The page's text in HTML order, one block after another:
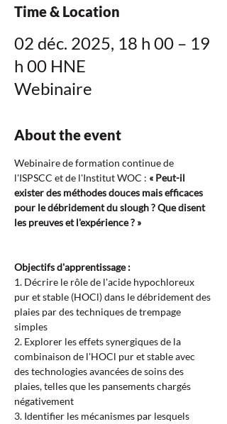
Time & Location
02 déc. 2025, 18 h 00 – 19
h 00 HNE
Webinaire
About the event
Webinaire de formation continue de
l'ISPSCC et de l'Institut WOC : « Peut-il
exister des méthodes douces mais efficaces
pour le débridement du slough ? Que disent
les preuves et l'expérience ? »
Objectifs d'apprentissage :
1. Décrire le rôle de l'acide hypochloreux
pur et stable (HOCl) dans le débridement des
plaies par des techniques de trempage
simples
2. Explorer les effets synergiques de la
combinaison de l'HOCl pur et stable avec
des technologies avancées de soins des
plaies, telles que les pansements chargés
négativement
3. Identifier les mécanismes par lesquels